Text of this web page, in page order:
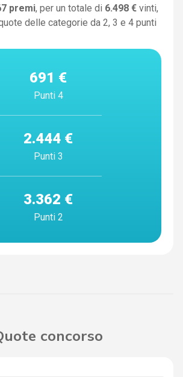
premi, per un totale di 6.498 €vinti,
delle categorie da 2, 3 e 4 punti
691 €
Punti 4
2.444 €
Punti 3
3.362 €
Punti 2
concorso